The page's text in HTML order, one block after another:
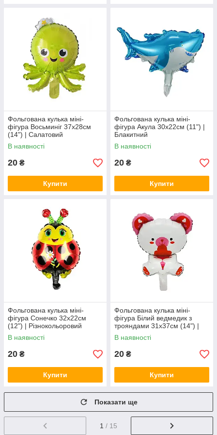
Фольгована кулька міні-
фігура Восьминіг 37x28см
(14") | Салатовий
В наявності
20 ₴
Купити
Фольгована кулька міні-
фігура Акула 30x22см (11") |
Блакитний
В наявності
20 ₴
Купити
Фольгована кулька міні-
фігура Сонечко 32x22см
(12") | Різнокольоровий
В наявності
20 ₴
Купити
Фольгована кулька міні-
фігура Білий ведмедик з
трояндами 31х37см (14") |
Білий
В наявності
20 ₴
Купити
Показати ще
1 / 15